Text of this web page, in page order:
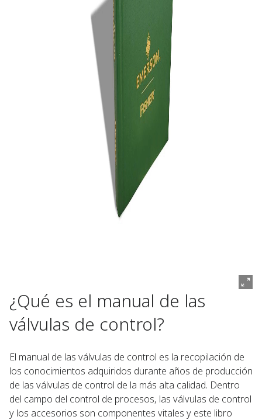
¿Qué es el manual de las
válvulas de control?
El manual de las válvulas de control es la recopilación de
los conocimientos adquiridos durante años de producción
de las válvulas de control de la más alta calidad. Dentro
del campo del control de procesos, las válvulas de control
y los accesorios son componentes vitales y este libro